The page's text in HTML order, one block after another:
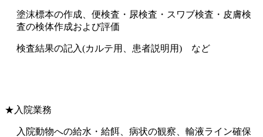
塗沫標本の作成、便検査・尿検査・スワブ検査・皮膚検
査の検体作成および評価
検査結果の記入(カルテ用、患者説明用) など
★入院業務
入院動物への給水・給餌、病状の観察、輸液ライン確保